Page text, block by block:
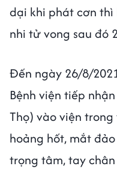
dại khi phát cơn thì
nhi tử vong sau đó
Đến ngày 26/8/
Bệnh viện tiếp nhận
Thọ) vào viện
hoảng hốt, mắt
trọng tâm, tay